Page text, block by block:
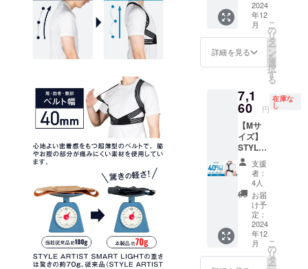
ト：84
～93cm
15％OF
F】 一
般販売
予定価
格
5,980円
（税
→【5,0
80円】
（税
込・送
料込）
[サ
イズ] L
サイ
ズ ア
ンダー
バス
ト：74
～83cm
2024
年12
月
詳細を見る
こ
の
リ
タ
ー
ン
を
選
択
す
る
7,1
60 円
在庫な
し
【Mサ
イズ】
STYLE
ARTIST
SMART
LIGHT×
2個セッ
ト【超
早割
40％OF
F】 一
般販売
予定価
支援
者：
4人
お届
け予
定：
2024
年12
月
こ
の
リ
タ
ー